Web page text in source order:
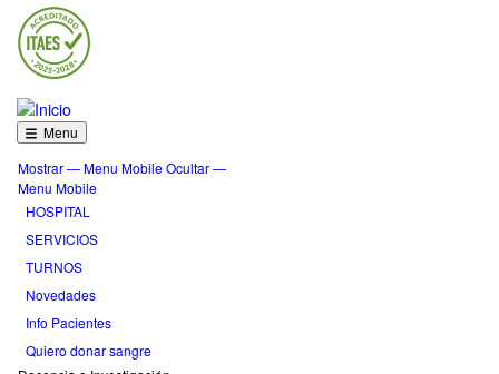
Pasar
contenido
principal
Menu
Menu
Mobile
Mostrar — Menu MobileOcultar —
Menu Mobile
HOSPITAL
SERVICIOS
TURNOS
Novedades
Info Pacientes
Quiero donar sangre